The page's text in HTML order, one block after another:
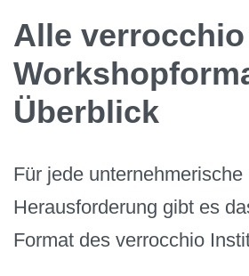
Alle verrocchio
Überblick
Für jede unternehmerische
Herausforderung gibt es
Format des verrocchio